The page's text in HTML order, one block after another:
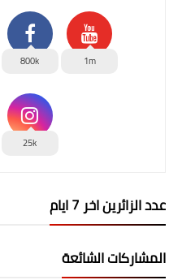
1m
800k
25k
عدد الزائرين اخر 7 ايام
المشاركات الشائعة